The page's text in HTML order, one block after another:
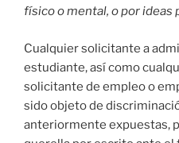
físico o mental, o por ideas
Cualquier solicitante a
estudiante, así como
solicitante de empleo o
sido objeto de
anteriormente expuestas,